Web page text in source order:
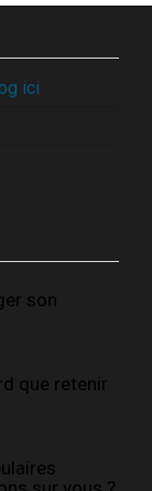
ici
son
que retenir